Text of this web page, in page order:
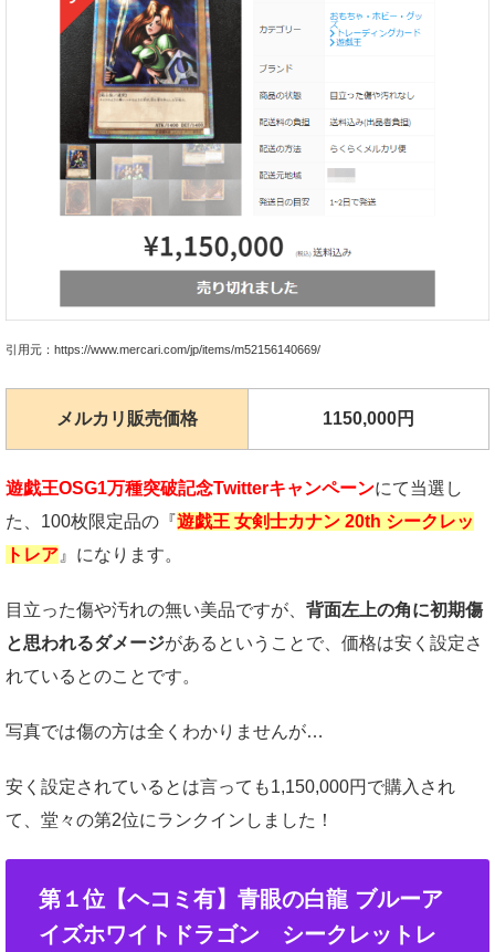
引用元：https://www.mercari.com/jp/items/m52156140669/
メルカリ販売価格 1150,000円
遊戯王OSG1万種突破記念Twitterキャンペーンにて当選し
た、100枚限定品の『遊戯王 女剣士カナン 20th シークレッ
トレア 』になります。
目立った傷や汚れの無い美品ですが、 背面左上の角に初期傷
と思われるダメージがあるということで、価格は安く設定さ
れているとのことです。
写真では傷の方は全くわかりませんが…
安く設定されているとは言っても1,150,000円で購入され
て、堂々の第2位にランクインしました！
第１位【ヘコミ有】青眼の白龍 ブルーア
イズホワイトドラゴン シークレットレ